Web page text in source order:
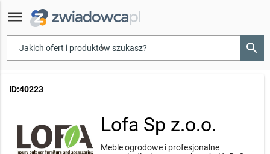
menu
▾ search
ID:40223
Lofa Sp z.o.o.
Meble ogrodowe i profesjonalne